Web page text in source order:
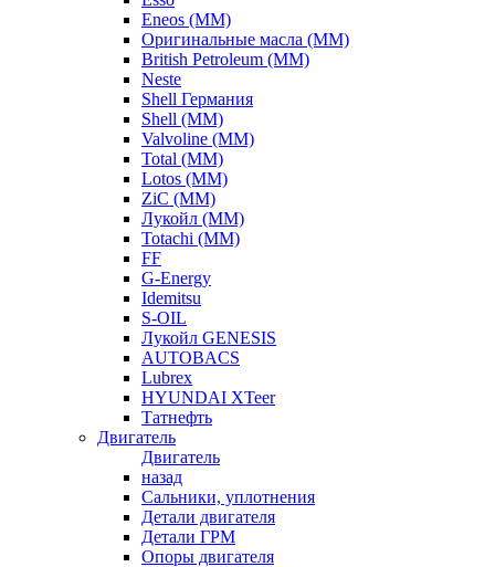
Eneos (ММ)
Оригинальные масла (ММ)
British Petroleum (ММ)
Neste
Shell Германия
Shell (ММ)
Valvoline (ММ)
Total (ММ)
Lotos (ММ)
ZiC (ММ)
Лукойл (ММ)
Totachi (MM)
FF
G-Energy
Idemitsu
S-OIL
Лукойл GENESIS
AUTOBACS
Lubrex
HYUNDAI XTeer
Татнефть
Двигатель
Двигатель
назад
Сальники, уплотнения
Детали двигателя
Детали ГРМ
Опоры двигателя